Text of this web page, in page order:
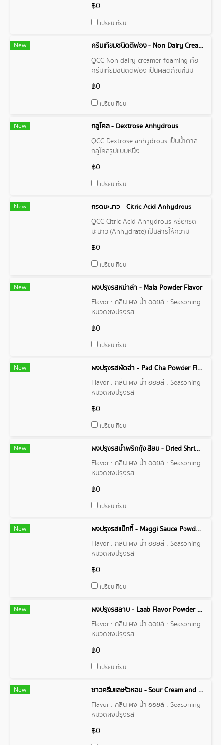
฿0
เปรียบเทียบ
New
ครีมเทียมชนิดตีฟอง - Non Dairy Creamer Foaming
QCC Non-dairy creamer foaming คือ
ครีมเทียมชนิดตีฟอง เป็นผลิตภัณฑ์นม
฿0
เปรียบเทียบ
New
กลูโคส - Dextrose Anhydrous
QCC Dextrose anhydrous เป็นน้ำตาล
กลูโคสรูปแบบหนึ่ง
฿0
เปรียบเทียบ
New
กรดมะนาว - Citric Acid Anhydrous
QCC Citric Acid Anhydrous หรือกรด
มะนาว (Anhydrate) เป็นสารให้ความ
อาหารและเครื่องดื่มผลิตภัณฑ์ชงดื่ม
฿0
เปรียบเทียบ
New
ผงปรุงรสหม่าล่า - Mala Powder Flavor
Flavor : กลิ่น ผง น้ำ ออยล์ : Seasoning
หมวดผงปรุงรส
฿0
เปรียบเทียบ
New
ผงปรุงรสผัดฉ่า - Pad Cha Powder Flavor
Flavor : กลิ่น ผง น้ำ ออยล์ : Seasoning
หมวดผงปรุงรส
฿0
เปรียบเทียบ
New
ผงปรุงรสน้ำพริกกุ้งเสียบ - Dried Shrimp Sauce Powder Flavor
Flavor : กลิ่น ผง น้ำ ออยล์ : Seasoning
หมวดผงปรุงรส
฿0
เปรียบเทียบ
New
ผงปรุงรสแม็กกี้ - Maggi Sauce Powder Flavor
Flavor : กลิ่น ผง น้ำ ออยล์ : Seasoning
หมวดผงปรุงรส
฿0
เปรียบเทียบ
New
ผงปรุงรสลาบ - Laab Flavor Powder Flavor
Flavor : กลิ่น ผง น้ำ ออยล์ : Seasoning
หมวดผงปรุงรส
฿0
เปรียบเทียบ
New
ซาวครีมและหัวหอม - Sour Cream and Onion Powder Flavor
Flavor : กลิ่น ผง น้ำ ออยล์ : Seasoning
หมวดผงปรุงรส
฿0